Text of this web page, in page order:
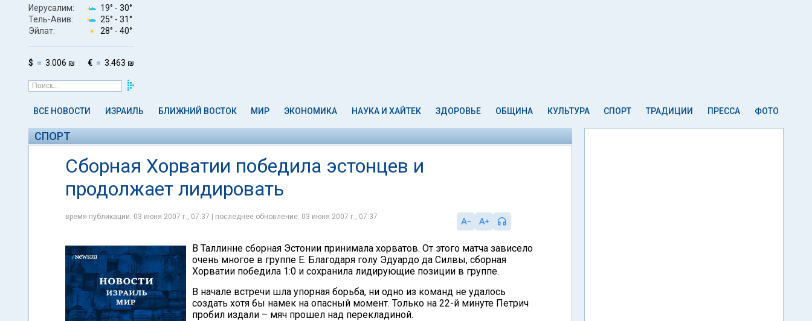
Иерусалим: 19° - 30°
Тель-Авив:
25° - 31°
Эйлат:
28° - 40°
$ 3.006 ₪ € 3.463 ₪
ВСЕ НОВОСТИ ИЗРАИЛЬ БЛИЖНИЙ ВОСТОК МИР ЭКОНОМИКА НАУКА И ХАЙТЕК ЗДОРОВЬЕ ОБЩИНА КУЛЬТУРА СПОРТ ТРАДИЦИИ ПРЕССА ФОТО
СПОРТ
Сборная Хорватии победила эстонцев и
продолжает лидировать
время публикации: 03 июня 2007 г., 07:37 | последнее обновление: 03 июня 2007 г., 07:37
В Таллинне сборная Эстонии принимала хорватов. От этого матча зависело
очень многое в группе Е. Благодаря голу Эдуардо да Силвы, сборная
Хорватии победила 1:0 и сохранила лидирующие позиции в группе.
В начале встречи шла упорная борьба, ни одно из команд не удалось
создать хотя бы намек на опасный момент. Только на 22-й минуте Петрич
пробил издали – мяч прошел над перекладиной.